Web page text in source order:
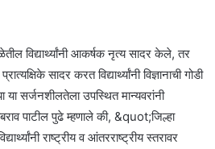
विद्यार्थ्यांनी आकर्षक नृत्य सादर केले, तर
सादर करत विद्यार्थ्यांनी विज्ञानाची गोडी
या सर्जनशीलतेला उपस्थित मान्यवरांनी
पाटील पुढे म्हणाले की, &quot;जिल्हा
राष्ट्रीय व आंतरराष्ट्रीय स्तरावर